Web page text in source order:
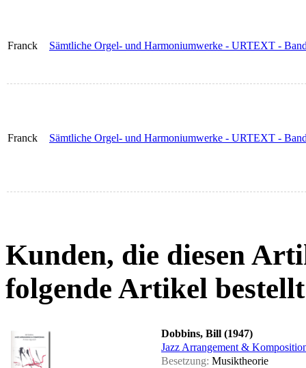
Franck Sämtliche Orgel- und Harmoniumwerke - URTEXT -
Franck Sämtliche Orgel- und Harmoniumwerke - URTEXT -
Kunden, die diesen
folgende Artikel
Dobbins, Bill (1947)
Jazz Arrangement &
Besetzung: Musiktheorie